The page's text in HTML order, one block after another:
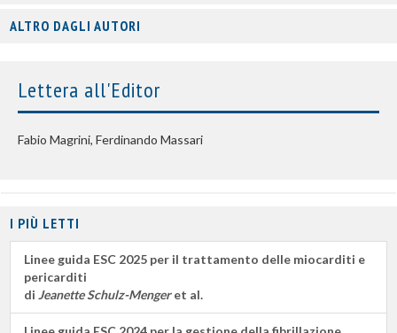
ALTRO DAGLI AUTORI
Lettera all'Editor
Fabio Magrini, Ferdinando Massari
I PIÙ LETTI
Linee guida ESC 2025 per il trattamento delle miocarditi e
pericarditi
di Jeanette Schulz-Mengeret al.